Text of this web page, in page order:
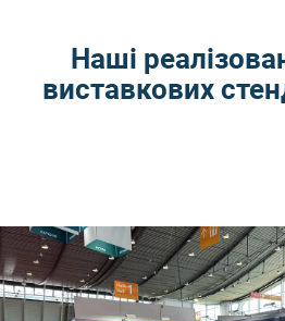
Наші
виставкових